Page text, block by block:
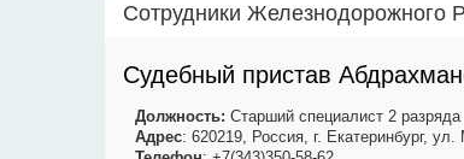
Сотрудники Железнодорожного
Судебный пристав
Должность: Старший специалист 2 разряда
Адрес: 620219, Россия, г. Екатеринбург,